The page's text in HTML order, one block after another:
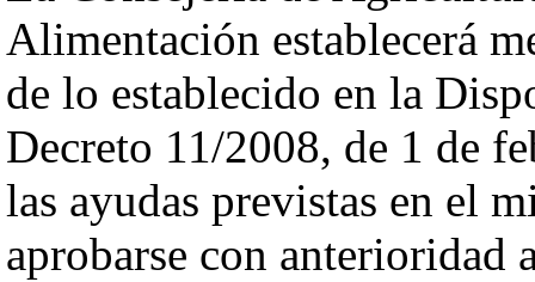
Alimentación establecerá
de lo establecido en la
Decreto 11/2008, de 1 de
las ayudas previstas en el
aprobarse con anterioridad